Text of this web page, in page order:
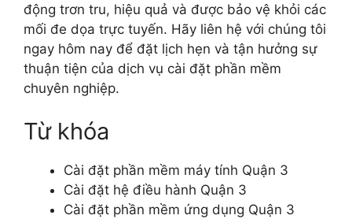
động trơn tru, hiệu quả và được bảo vệ khỏi các
mối đe dọa trực tuyến. Hãy liên hệ với chúng tôi
ngay hôm nay để đặt lịch hẹn và tận hưởng sự
thuận tiện của dịch vụ cài đặt phần mềm
chuyên nghiệp.
Từ khóa
Cài đặt phần mềm máy tính Quận 3
Cài đặt hệ điều hành Quận 3
Cài đặt phần mềm ứng dụng Quận 3